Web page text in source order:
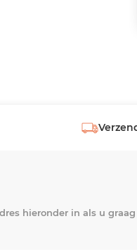
hieronder in als u